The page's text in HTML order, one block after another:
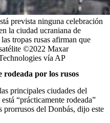
prevista ninguna celebración
la ciudad ucraniana de
tropas rusas afirman que
©2022 Maxar
vía AP
rodeada por los rusos
principales ciudades del
“prácticamente rodeada”
prorrusos del Donbás, dijo este